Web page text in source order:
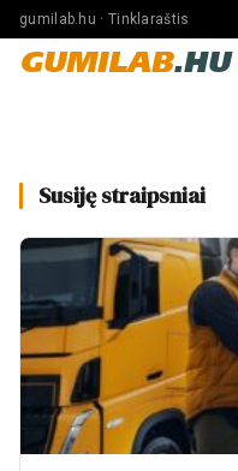
gumilab.hu · Tinklaraštis
GUMILAB.HU
Susiję straipsniai